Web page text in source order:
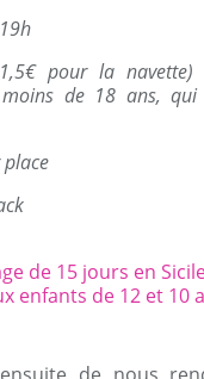
pour la navette)
de 18 ans,